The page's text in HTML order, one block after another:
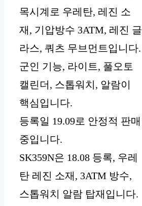
목시계로 우레탄, 레진 소
재, 기압방수 3ATM, 레진 글
라스, 쿼츠 무브먼트입니다.
군인 기능, 라이트, 풀오토
캘린더, 스톱워치, 알람이
핵심입니다.
등록일 19.09로 안정적 판매
중입니다.
SK359N은 18.08 등록, 우레
탄 레진 소재, 3ATM 방수,
스톱워치 알람 탑재입니다.